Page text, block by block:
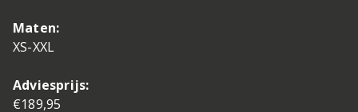
Maten:
XS-XXL
Adviesprijs:
€189,95